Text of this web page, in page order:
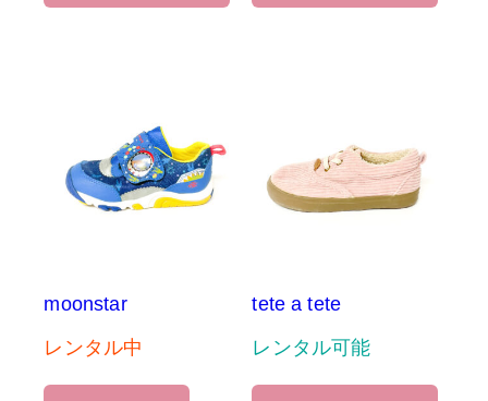
moonstar
レンタル中
tete a tete
レンタル可能